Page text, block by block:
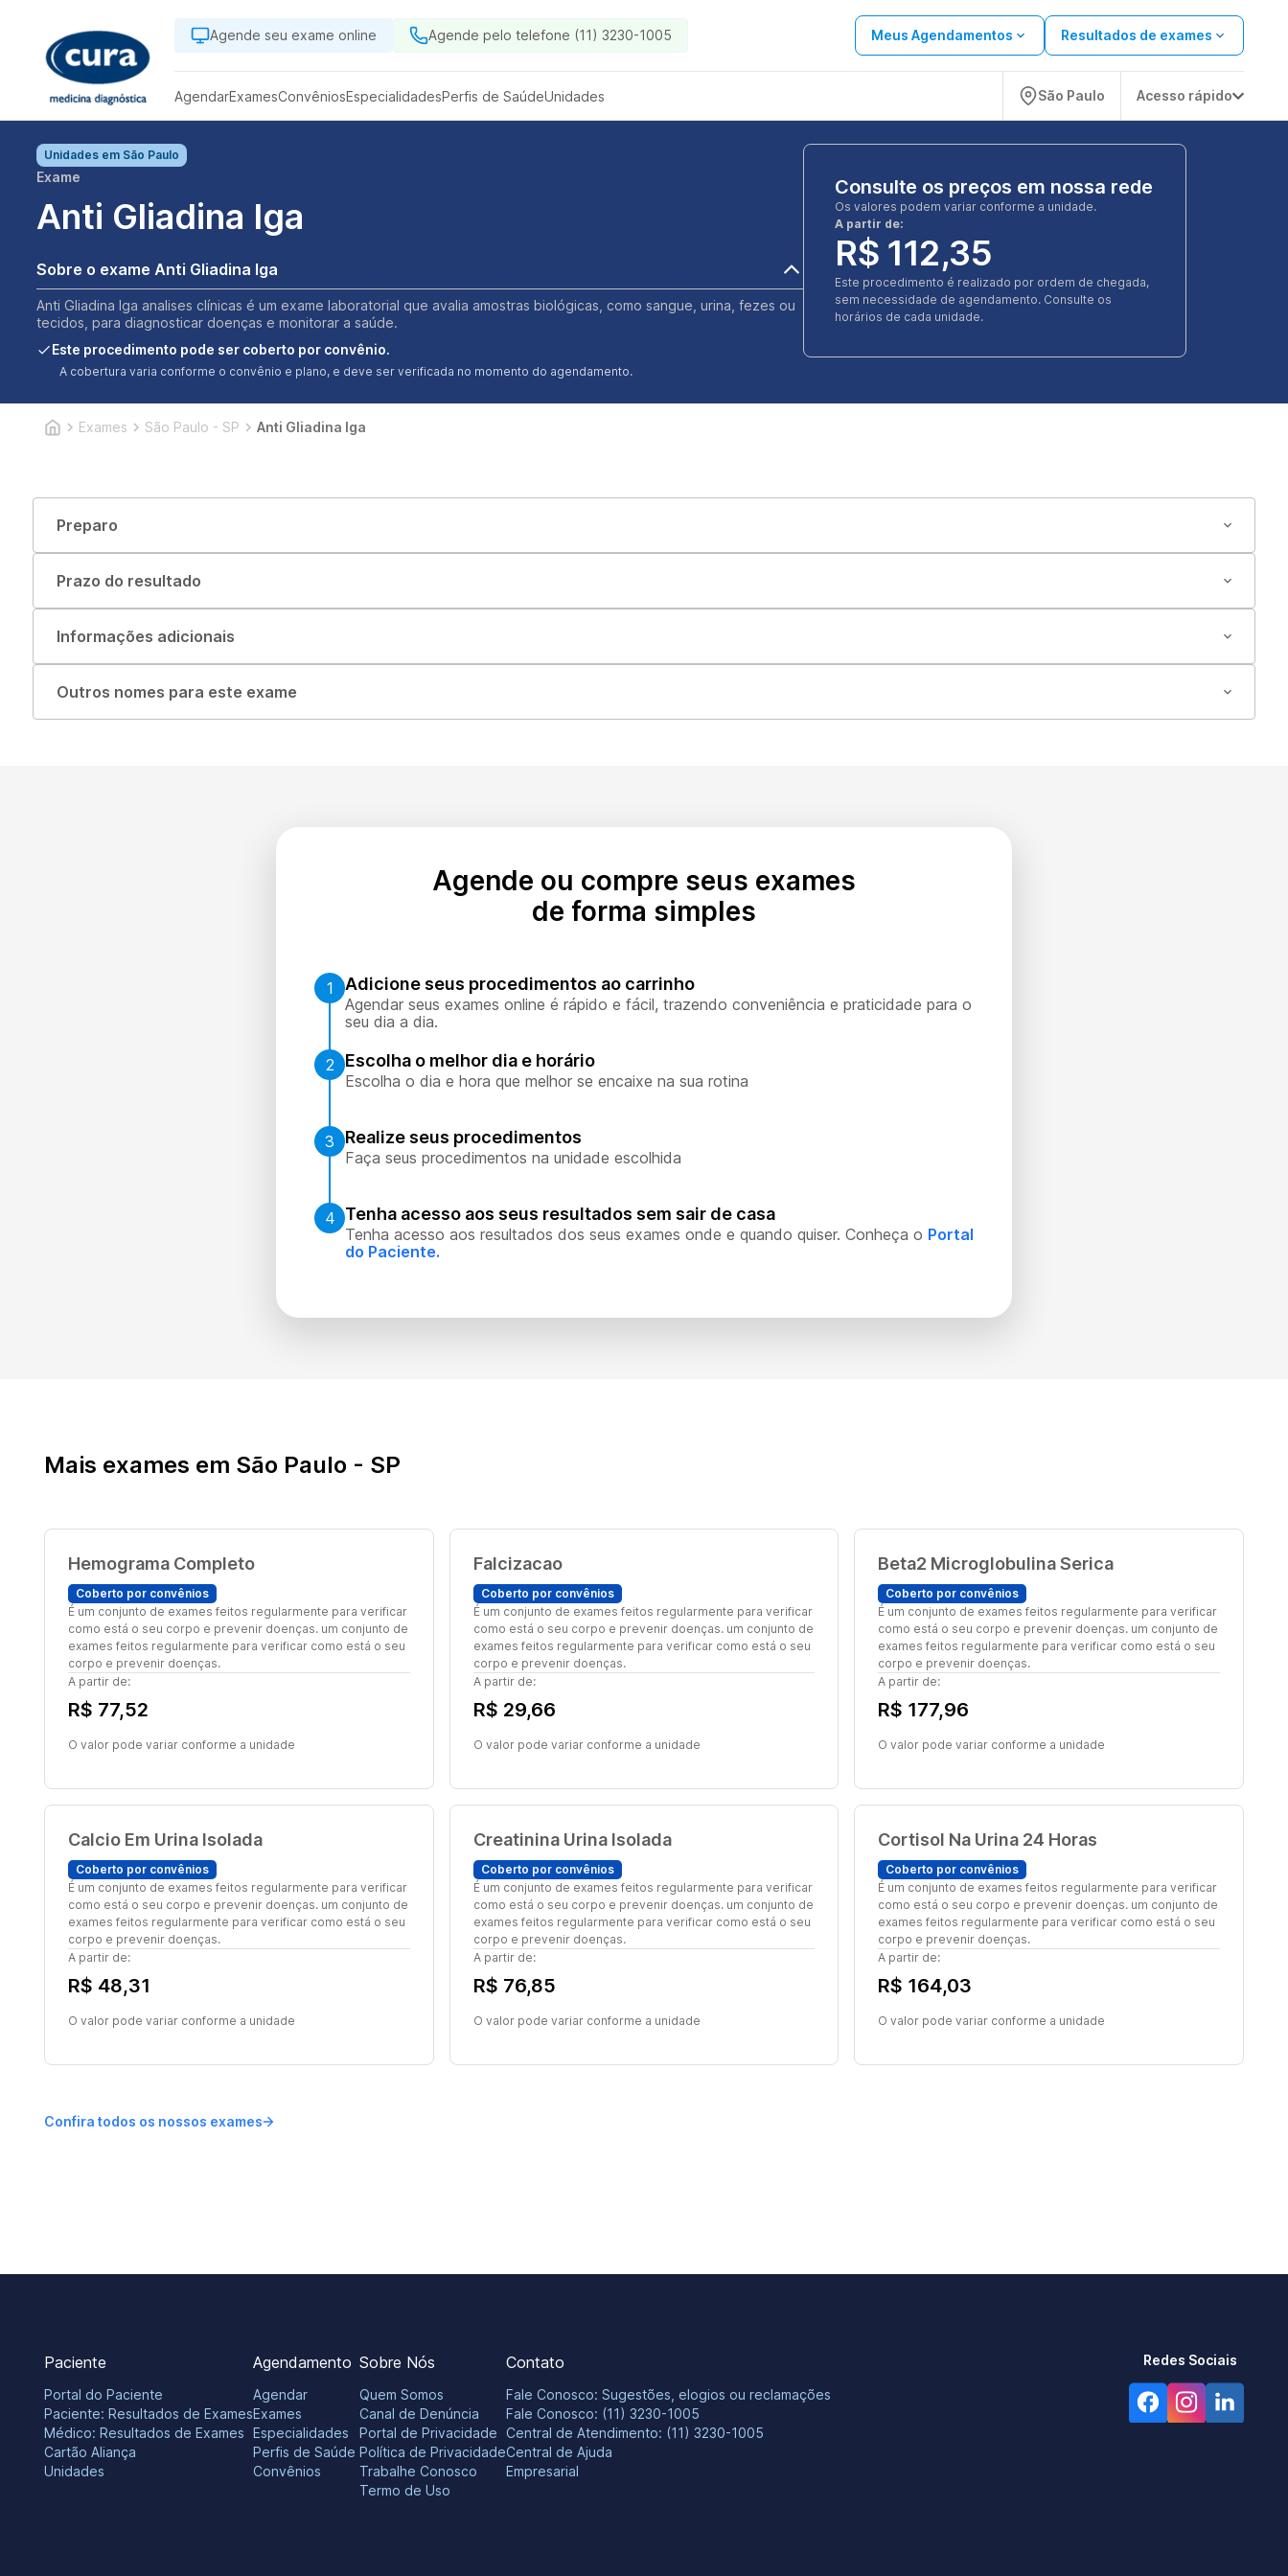
Agende seu exame online Agende pelo telefone (11) 3230-1005 Meus Agendamentos Resultados de exames
AgendarExamesConvêniosEspecialidadesPerfis de SaúdeUnidades São Paulo Acesso rápido
Unidades em São Paulo
Exame
Anti Gliadina Iga
Sobre o exame Anti Gliadina Iga
Anti Gliadina Iga analises clínicas é um exame laboratorial que avalia amostras biológicas, como sangue, urina, fezes ou
tecidos, para diagnosticar doenças e monitorar a saúde.
Este procedimento pode ser coberto por convênio.
A cobertura varia conforme o convênio e plano, e deve ser verificada no momento do agendamento.
Consulte os preços em nossa rede
Os valores podem variar conforme a unidade.
A partir de:
R$ 112,35
Este procedimento é realizado por ordem de chegada,
sem necessidade de agendamento. Consulte os
horários de cada unidade.
Exames São Paulo - SP Anti Gliadina Iga
Preparo
Prazo do resultado
Informações adicionais
Outros nomes para este exame
Agende ou compre seus exames
de forma simples
1 Adicione seus procedimentos ao carrinho
Agendar seus exames online é rápido e fácil, trazendo conveniência e praticidade para o
seu dia a dia.
2 Escolha o melhor dia e horário
Escolha o dia e hora que melhor se encaixe na sua rotina
3 Realize seus procedimentos
Faça seus procedimentos na unidade escolhida
4 Tenha acesso aos seus resultados sem sair de casa
Tenha acesso aos resultados dos seus exames onde e quando quiser. Conheça o Portal
do Paciente.
Mais exames em São Paulo - SP
Hemograma Completo
Coberto por convênios
É um conjunto de exames feitos regularmente para verificar
como está o seu corpo e prevenir doenças. um conjunto de
exames feitos regularmente para verificar como está o seu
corpo e prevenir doenças.
A partir de:
R$ 77,52
O valor pode variar conforme a unidade
Falcizacao
Coberto por convênios
É um conjunto de exames feitos regularmente para verificar
como está o seu corpo e prevenir doenças. um conjunto de
exames feitos regularmente para verificar como está o seu
corpo e prevenir doenças.
A partir de:
R$ 29,66
O valor pode variar conforme a unidade
Beta2 Microglobulina Serica
Coberto por convênios
É um conjunto de exames feitos regularmente para verificar
como está o seu corpo e prevenir doenças. um conjunto de
exames feitos regularmente para verificar como está o seu
corpo e prevenir doenças.
A partir de:
R$ 177,96
O valor pode variar conforme a unidade
Calcio Em Urina Isolada
Coberto por convênios
É um conjunto de exames feitos regularmente para verificar
como está o seu corpo e prevenir doenças. um conjunto de
exames feitos regularmente para verificar como está o seu
corpo e prevenir doenças.
A partir de:
R$ 48,31
O valor pode variar conforme a unidade
Creatinina Urina Isolada
Coberto por convênios
É um conjunto de exames feitos regularmente para verificar
como está o seu corpo e prevenir doenças. um conjunto de
exames feitos regularmente para verificar como está o seu
corpo e prevenir doenças.
A partir de:
R$ 76,85
O valor pode variar conforme a unidade
Cortisol Na Urina 24 Horas
Coberto por convênios
É um conjunto de exames feitos regularmente para verificar
como está o seu corpo e prevenir doenças. um conjunto de
exames feitos regularmente para verificar como está o seu
corpo e prevenir doenças.
A partir de:
R$ 164,03
O valor pode variar conforme a unidade
Confira todos os nossos exames
Paciente
Portal do Paciente
Paciente: Resultados de Exames
Médico: Resultados de Exames
Cartão Aliança
Unidades
Agendamento
Agendar
Exames
Especialidades
Perfis de Saúde
Convênios
Sobre Nós
Quem Somos
Canal de Denúncia
Portal de Privacidade
Política de Privacidade
Trabalhe Conosco
Termo de Uso
Contato
Fale Conosco: Sugestões, elogios ou reclamações
Fale Conosco: (11) 3230-1005
Central de Atendimento: (11) 3230-1005
Central de Ajuda
Empresarial
Redes Sociais